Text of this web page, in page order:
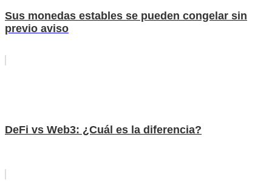
Sus monedas estables se pueden congelar sin
previo aviso
DeFi vs Web3: ¿Cuál es la diferencia?